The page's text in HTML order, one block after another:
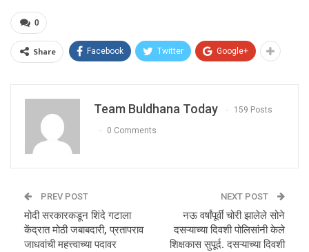
0
Share Facebook Twitter Google+
Team Buldhana Today 159 Posts
0 Comments
PREV POST
मोदी सरकारकडून शिंदे गटाला
केंद्रात मोठी जबाबदारी, प्रतापराव
जाधवांची महत्त्वाच्या पदावर
NEXT POST
नऊ वर्षांपूर्वी चोरी झालेले सोने
दसऱ्याच्या दिवशी पोलिसांनी केले
शिक्षकास सुपूर्द. दसऱ्याच्या दिवशी